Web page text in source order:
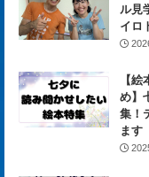
ル見
イロ
【
め】
集！
ます